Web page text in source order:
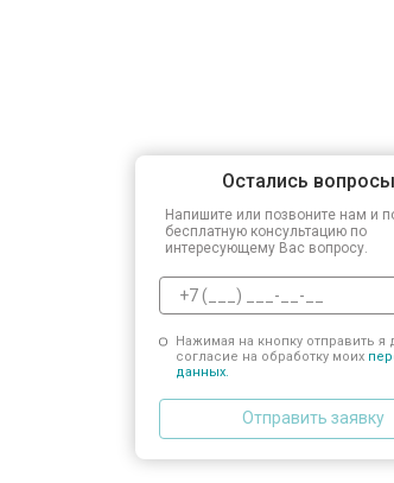
Остались
Напишите или позвоните нам и
бесплатную консультацию по
интересующему Вас вопросу.
Нажимая на кнопку отправить я
согласие на обработку моих
данных.
Отправить заявку